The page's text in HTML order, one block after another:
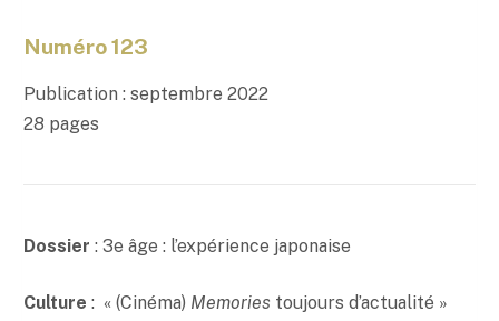
Numéro 123
Publication : septembre 2022
28 pages
Dossier : 3e âge : l’expérience japonaise
Culture : « (Cinéma) Memories toujours d’actualité »